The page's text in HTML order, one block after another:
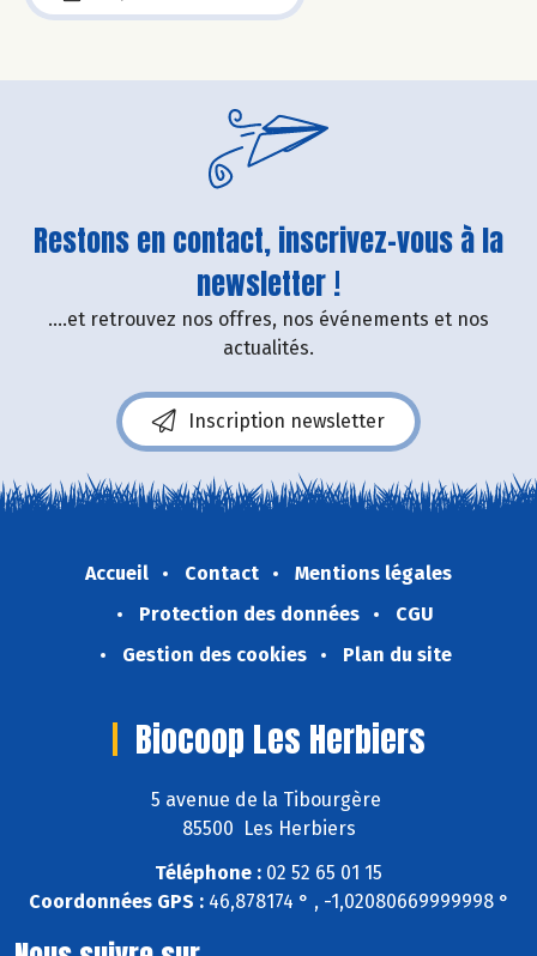
Restons en contact, inscrivez-vous à la
newsletter !
....et retrouvez nos offres, nos événements et nos
actualités.
Inscription newsletter
Accueil Contact
Mentions légales
Protection des données
CGU
Gestion des cookies
Plan du site
Biocoop Les Herbiers
5 avenue de la Tibourgère
85500 Les Herbiers
Téléphone : 02 52 65 01 15
Coordonnées GPS :46,878174 ° , -1,02080669999998 °